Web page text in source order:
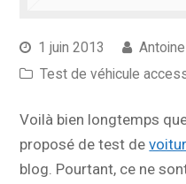
1 juin 2013
Test de véhicule
Voilà bien longtemps
proposé de test de
blog. Pourtant, ce ne